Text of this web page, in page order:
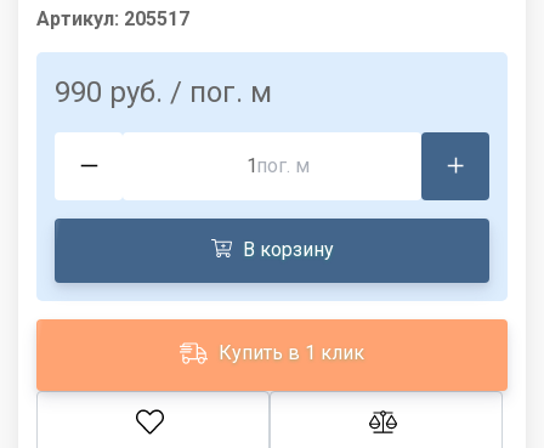
Артикул: 205517
990 руб. / пог. м
пог. м
В корзину
Купить в 1 клик